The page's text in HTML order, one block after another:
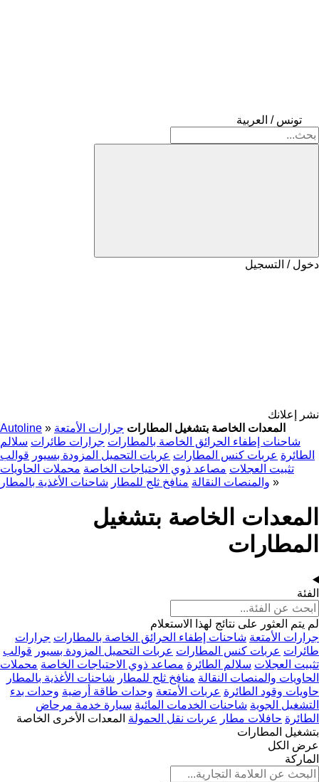
تونس / العربية
دخول / التسجيل
نشر إعلانك
Autoline » المعدات الخاصة بتشغيل المطارات جرارات الأمتعة
شاحنات إطفاء الحرائق الخاصة بالمطارات جرارات طائرات سلالم
الطائرة عربات كنس المطارات عربات التحميل المزودة بسيور قوالب
تثبيت العجلات مصاعد ذوي الاحتياجات الخاصة محملات الحاويات
والمنصات النقالة منافخ ثلج للمطار شاحنات الأغذية بالمطار »
المعدات الخاصة بتشغيل
المطارات
الفئة
لم يتم العثور على نتائج لهذا الاستعلام
جرارات الأمتعة شاحنات إطفاء الحرائق الخاصة بالمطارات جرارات
طائرات عربات كنس المطارات عربات التحميل المزودة بسيور قوالب
تثبيت العجلات سلالم الطائرة مصاعد ذوي الاحتياجات الخاصة محملات
الحاويات والمنصات النقالة منافخ ثلج للمطار شاحنات الأغذية بالمطار
حاويات وقود الطائرة عربات الأمتعة وحدات طاقة أرضية وحدات بدء
التشغيل الجوية شاحنات الخدمات المائية سيارة خدمة مرحاض
الطائرة حافلات مطار عربات نقل الحمولة المعدات الأخرى الخاصة
بتشغيل المطارات
عرض الكل
الماركة